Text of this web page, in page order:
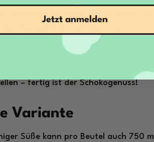
pflanzliche Milchalternative abmessen.
Beutelinhalt kalt einrühren.
bringen.
und ca. 1 Minute unter Rühren
– fertig ist der Schokogenuss!
Variante
Süße kann pro Beutel auch 750 ml
Jetzt anmelden